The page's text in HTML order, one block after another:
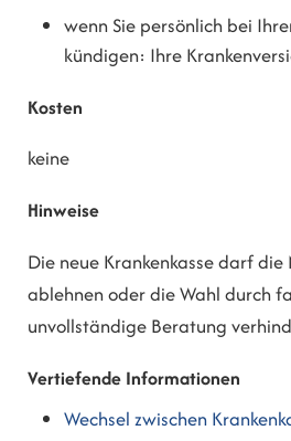
wenn Sie persönlich bei
kündigen: Ihre
Kosten
keine
Hinweise
Die neue Krankenkasse darf
ablehnen oder die Wahl durch
unvollständige Beratung
Vertiefende Informationen
Wechsel zwischen